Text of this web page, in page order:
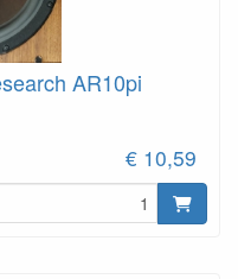
AR10pi
€ 10,59